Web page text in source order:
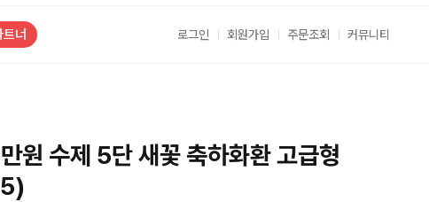
너 로그인 회원가입 주문조회 커뮤니티
원 수제 5단 새꽃 축하화환 고급형